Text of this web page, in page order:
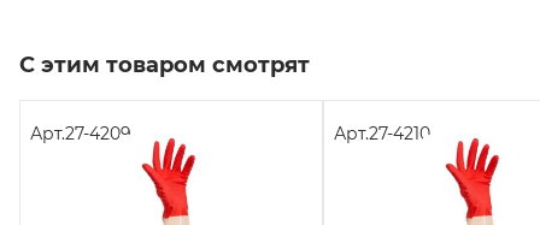
С этим товаром смотрят
Арт.27-4209 Арт.27-4210